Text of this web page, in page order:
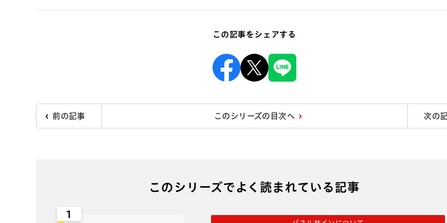
この記事をシェアする
このシリーズの目次へ
前の記事 次の
このシリーズでよく読まれている記事
1